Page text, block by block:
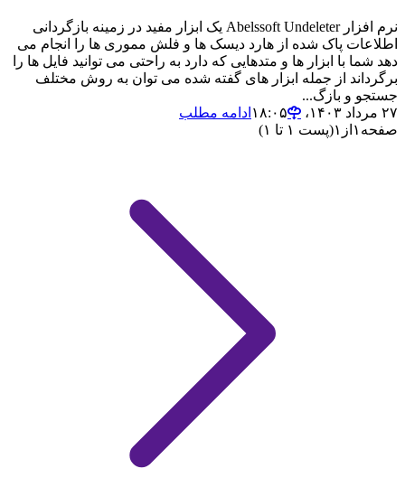
نرم افزار Abelssoft Undeleter یک ابزار مفید در زمینه بازگردانی
اطلاعات پاک شده از هارد دیسک ها و فلش مموری ها را انجام می
دهد شما با ابزار ها و متدهایی که دارد به راحتی می توانید فایل ها را
برگرداند از جمله ابزار های گفته شده می توان به روش مختلف
جستجو و بازگ...
۲۷ مرداد ۱۴۰۳،‏ ۱۸:۰۵
ادامه مطلب
صفحه ۱ از ۱(پست ۱ تا ۱)